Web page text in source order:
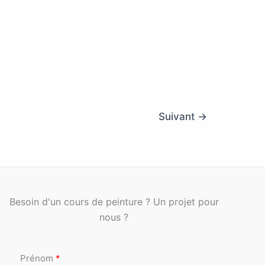
Suivant →
Besoin d'un cours de peinture ? Un projet pour
nous ?
Prénom